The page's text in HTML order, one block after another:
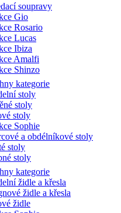
soupravy
Gio
Rosario
Lucas
Ibiza
Amalfi
Shinzo
kategorie
stoly
stoly
stoly
Sophie
a obdélníkové stoly
stoly
stoly
kategorie
židle a křesla
židle a křesla
židle